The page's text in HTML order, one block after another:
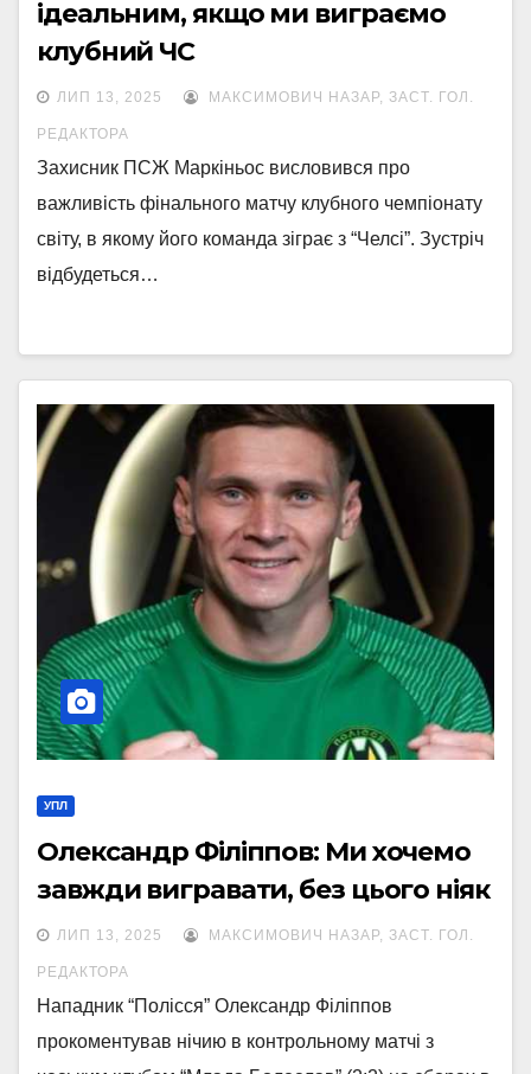
ідеальним, якщо ми виграємо
клубний ЧС
ЛИП 13, 2025 МАКСИМОВИЧ НАЗАР, ЗАСТ. ГОЛ.
РЕДАКТОРА
Захисник ПСЖ Маркіньос висловився про
важливість фінального матчу клубного чемпіонату
світу, в якому його команда зіграє з “Челсі”. Зустріч
відбудеться…
УПЛ
Олександр Філіппов: Ми хочемо
завжди вигравати, без цього ніяк
ЛИП 13, 2025 МАКСИМОВИЧ НАЗАР, ЗАСТ. ГОЛ.
РЕДАКТОРА
Нападник “Полісся” Олександр Філіппов
прокоментував нічию в контрольному матчі з